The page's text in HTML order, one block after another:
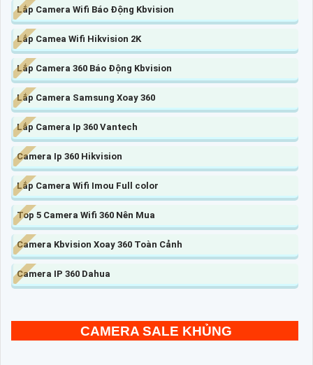
Lắp Camera Wifi Báo Động Kbvision
Lắp Camea Wifi Hikvision 2K
Lắp Camera 360 Báo Động Kbvision
Lắp Camera Samsung Xoay 360
Lắp Camera Ip 360 Vantech
Camera Ip 360 Hikvision
Lắp Camera Wifi Imou Full color
Top 5 Camera Wifi 360 Nên Mua
Camera Kbvision Xoay 360 Toàn Cảnh
Camera IP 360 Dahua
CAMERA SALE KHỦNG